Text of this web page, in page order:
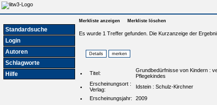
Standardsuche
Login
Autoren
Schlagworte
Hilfe
Merkliste anzeigen Merkliste löschen
Es wurde 1 Treffer gefunden. Die Kurzanzeige der
Titel:
Grundbedürfnisse von Kindern :
Pflegekindes
Erscheinungsort :
Verlag:
Idstein : Schulz-Kirchner
Erscheinungsjahr:
2009